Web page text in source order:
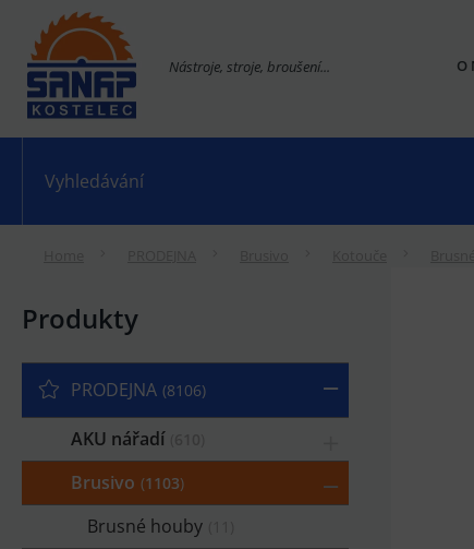
Nástroje, stroje, broušení... O
Produkty
PRODEJNA 8106
AKU nářadí
Brusivo 1103
Brusné houby